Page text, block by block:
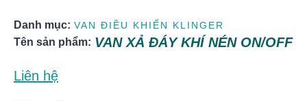
Danh mục: VAN ĐIỀU KHIỂN KLINGER
Tên sản phẩm: VAN XẢ ĐÁY KHÍ NÉN ON/OFF
Liên hệ